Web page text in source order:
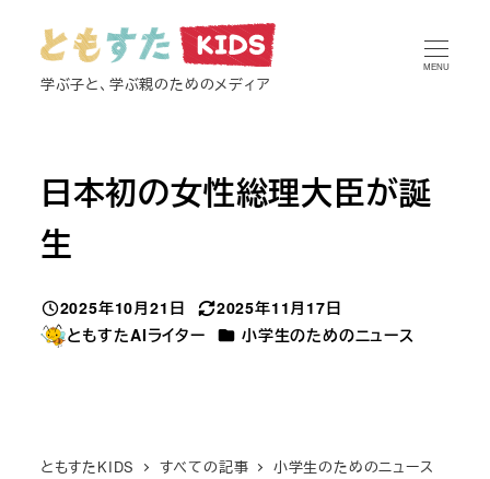
学ぶ子と、学ぶ親のためのメディア
MENU
日本初の女性総理大臣が誕
生
投稿日
2025年10月21日
更新日
2025年11月17日
著
ともすたAIライター カテゴリー
小学生のためのニュース
ともすたKIDS すべての記事
小学生のためのニュース